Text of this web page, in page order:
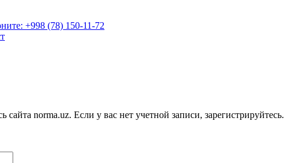
+998 (78) 150-11-72
norma.uz. Если у вас нет учетной записи, зарегистрируйтесь.